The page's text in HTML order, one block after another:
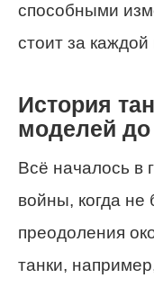
способными
стоит за
История
моделей
Всё началось в
войны, когда
преодоления
танки,